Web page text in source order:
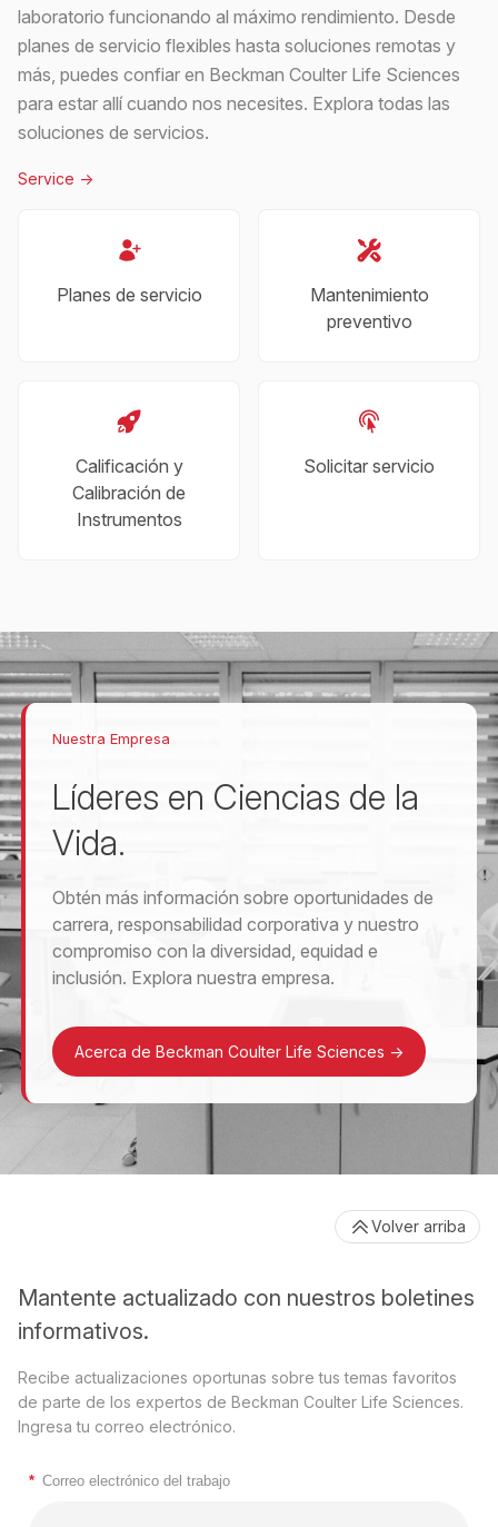
laboratorio funcionando al máximo rendimiento. Desde
planes de servicio flexibles hasta soluciones remotas y
más, puedes confiar en Beckman Coulter Life Sciences
para estar allí cuando nos necesites. Explora todas las
soluciones de servicios.
Service ->
Planes de servicio
Mantenimiento
preventivo
Calificación y
Calibración de
Instrumentos
Solicitar servicio
Nuestra Empresa
Líderes en Ciencias de la
Vida.
Obtén más información sobre oportunidades de
carrera, responsabilidad corporativa y nuestro
compromiso con la diversidad, equidad e
inclusión. Explora nuestra empresa.
Acerca de Beckman Coulter Life Sciences ->
Mantente actualizado con nuestros boletines
informativos.
Recibe actualizaciones oportunas sobre tus temas favoritos
de parte de los expertos de Beckman Coulter Life Sciences.
Ingresa tu correo electrónico.
* Correo electrónico del trabajo
Volver arriba